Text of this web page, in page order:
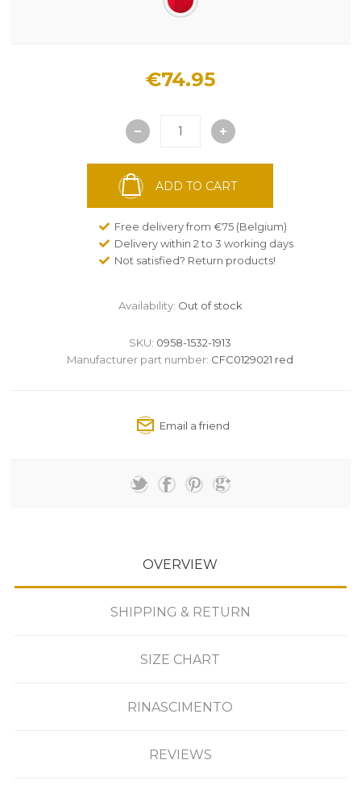
€74.95
ADD TO CART
Free delivery from €75 (Belgium)
Delivery within 2 to 3 working days
Not satisfied? Return products!
Availability: Out of stock
SKU: 0958-1532-1913
Manufacturer part number: CFC0129021 red
OVERVIEW
SHIPPING & RETURN
SIZE CHART
RINASCIMENTO
REVIEWS